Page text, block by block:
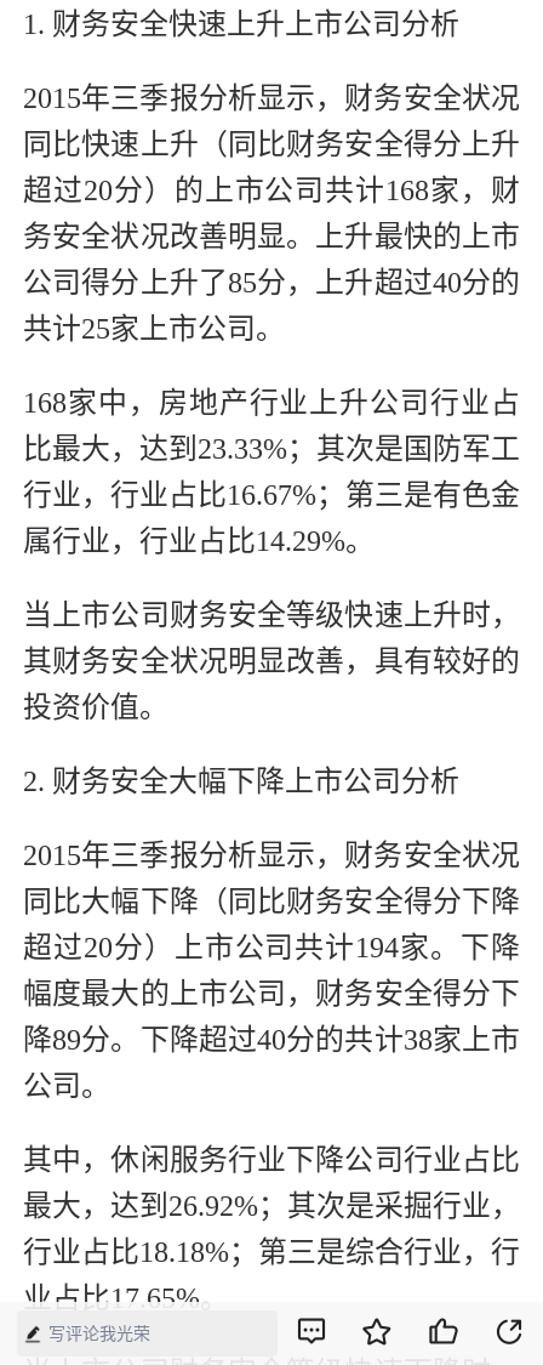
1. 财务安全快速上升上市公司分析
2015年三季报分析显示，财务安全状况
同比快速上升（同比财务安全得分上升
超过20分）的上市公司共计168家，财
务安全状况改善明显。上升最快的上市
公司得分上升了85分，上升超过40分的
共计25家上市公司。
168家中，房地产行业上升公司行业占
比最大，达到23.33%；其次是国防军工
行业，行业占比16.67%；第三是有色金
属行业，行业占比14.29%。
当上市公司财务安全等级快速上升时，
其财务安全状况明显改善，具有较好的
投资价值。
2. 财务安全大幅下降上市公司分析
2015年三季报分析显示，财务安全状况
同比大幅下降（同比财务安全得分下降
超过20分）上市公司共计194家。下降
幅度最大的上市公司，财务安全得分下
降89分。下降超过40分的共计38家上市
公司。
其中，休闲服务行业下降公司行业占比
最大，达到26.92%；其次是采掘行业，
行业占比18.18%；第三是综合行业，行
业占比17.65%。
写评论我光荣